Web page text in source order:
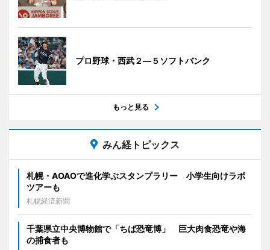
プロ野球・西武２―５ソフトバンク
もっと見る
みん経トピックス
札幌・AOAOで進化学ぶスタンプラリー 小学生向けラボ
ツアーも
札幌経済新聞
千葉県立中央博物館で「ちば恐竜博」 巨大肉食恐竜や海
の捕食者も